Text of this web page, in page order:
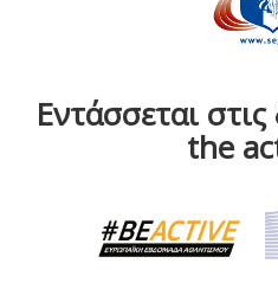
Εντάσσεται
the